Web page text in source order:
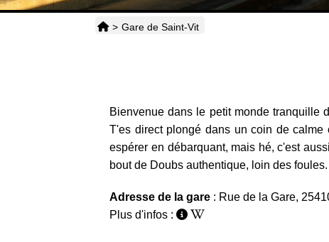
> Gare de Saint-Vit
Bienvenue dans le petit monde tranquille
T'es direct plongé dans un coin de
espérer en débarquant, mais hé, c'est
bout de Doubs authentique, loin des
Adresse de la gare : Rue de la Gare,
Plus d'infos :